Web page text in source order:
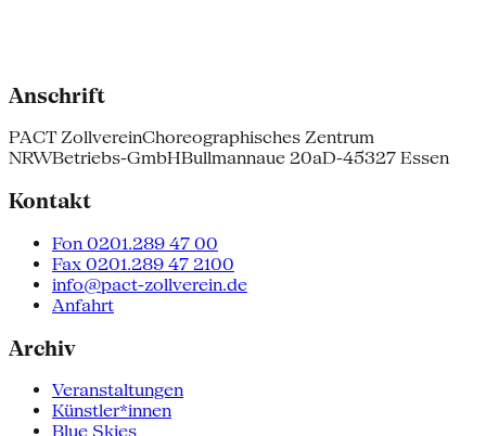
Anschrift
PACT ZollvereinChoreographisches Zentrum
NRWBetriebs-GmbHBullmannaue 20aD-45327 Essen
Kontakt
Fon 0201.289 47 00
Fax 0201.289 47 2100
info@pact-zollverein.de
Anfahrt
Archiv
Veranstaltungen
Künstler*innen
Blue Skies